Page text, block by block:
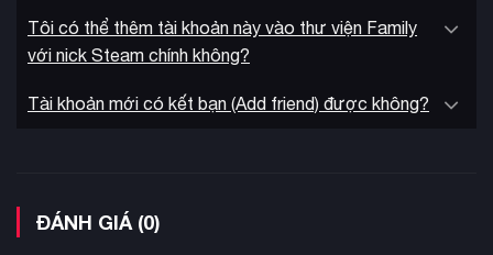
Tôi có thể thêm tài khoản này vào thư viện Family
với nick Steam chính không?
Tài khoản mới có kết bạn (Add friend) được không?
ĐÁNH GIÁ (0)